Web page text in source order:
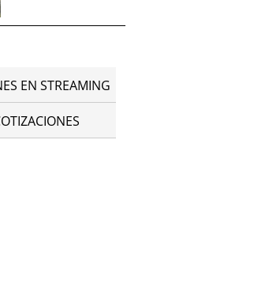
EN STREAMING